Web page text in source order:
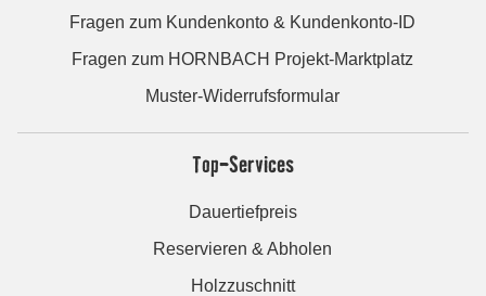
Fragen zum Kundenkonto & Kundenkonto-ID
Fragen zum HORNBACH Projekt-Marktplatz
Muster-Widerrufsformular
Top-Services
Dauertiefpreis
Reservieren & Abholen
Holzzuschnitt